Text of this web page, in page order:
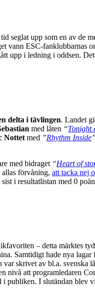
seglat upp som en av de
vann ESC-fanklubbarnas
upp i ledning i oddsen.
delta i tävlingen. Landet
med låten “Tonight
Nottet med ”Rhythm Inside”
med bidraget “Heart of
förvåning, att tacka nej
i resultatlistan med 0
– detta märktes
Samtidigt hade nya
var skrivet av bl.a. svenska
nivå att programledaren
publiken. I slutändan blev